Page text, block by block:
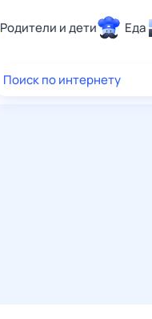
Родители и дети Еда
Здоровье
Поиск по интернету